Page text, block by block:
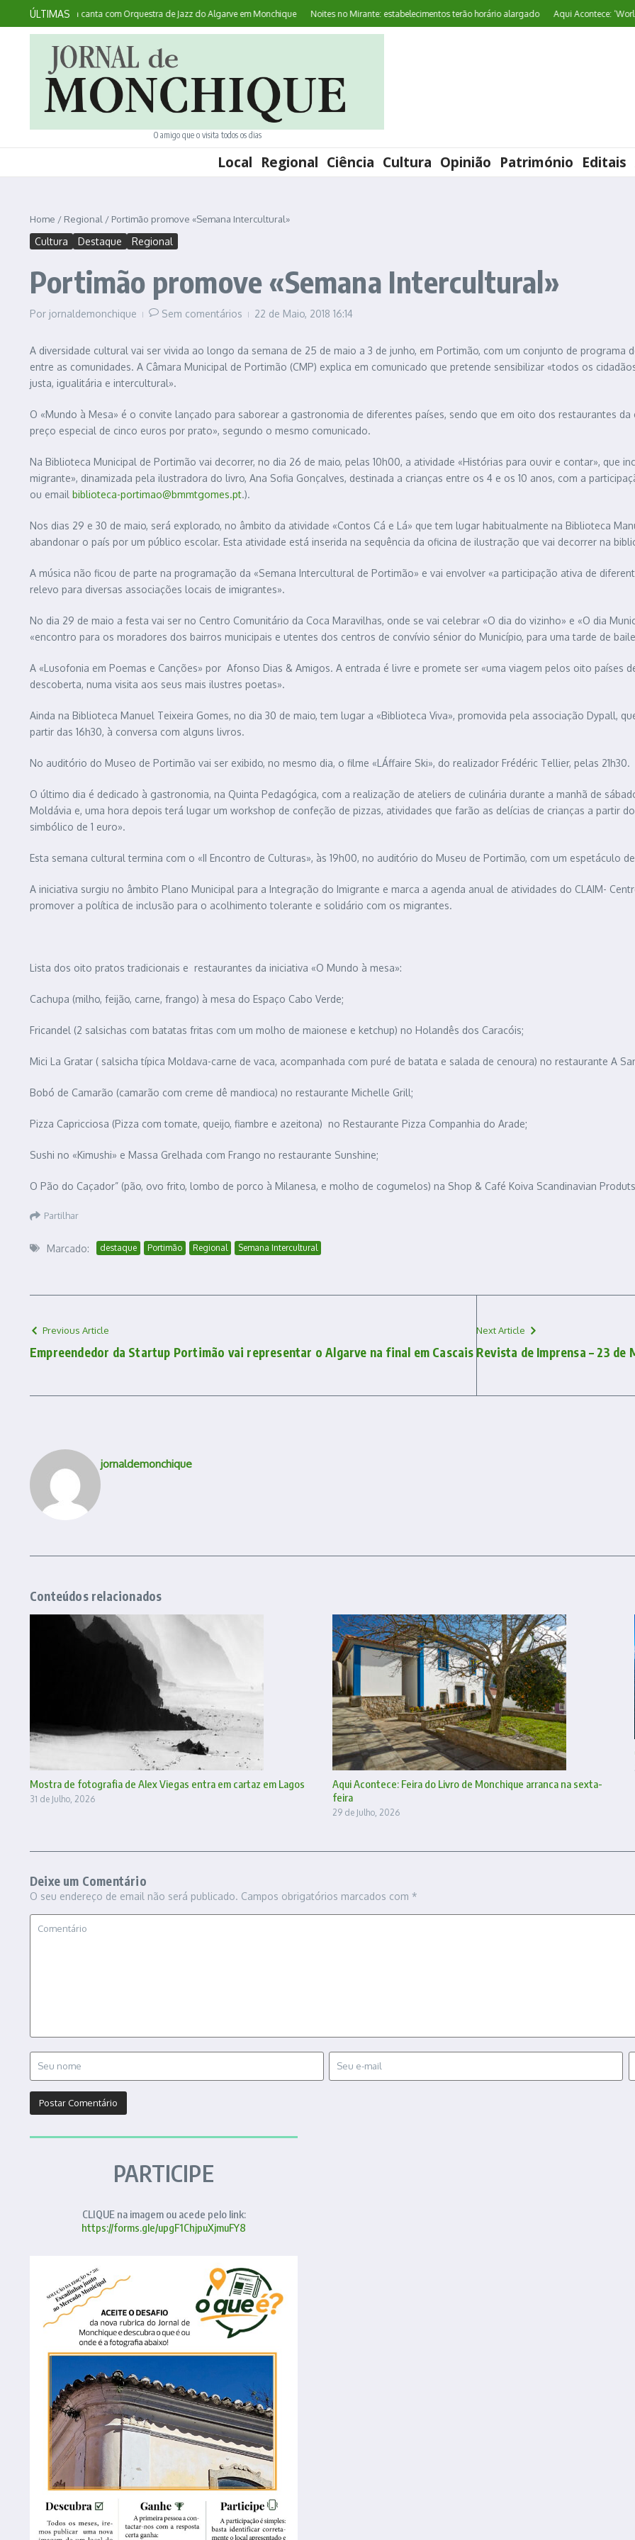
Ir para o conteúdo
ÚLTIMAS
australiana canta com Orquestra de Jazz do Algarve em Monchique Noites no Mirante: estabelecimentos terão horário alargado Aqui Acontece: ‘World
O amigo que o visita todos os dias
Local Regional Ciência Cultura Opinião Património Editais
Home / Regional / Portimão promove «Semana Intercultural»
Cultura Destaque Regional
Portimão promove «Semana Intercultural»
Por jornaldemonchique Sem comentários 22 de Maio, 2018 16:14
A diversidade cultural vai ser vivida ao longo da semana de 25 de maio a 3 de junho, em Portimão, com um conjunto de programa
entre as comunidades. A Câmara Municipal de Portimão (CMP) explica em comunicado que pretende sensibilizar «todos os
justa, igualitária e intercultural».
O «Mundo à Mesa» é o convite lançado para saborear a gastronomia de diferentes países, sendo que em oito dos restaurantes
preço especial de cinco euros por prato», segundo o mesmo comunicado.
Na Biblioteca Municipal de Portimão vai decorrer, no dia 26 de maio, pelas 10h00, a atividade «Histórias para ouvir e contar», que
migrante», dinamizada pela ilustradora do livro, Ana Sofia Gonçalves, destinada a crianças entre os 4 e os 10 anos, com a
ou email biblioteca-portimao@bmmtgomes.pt.).
Nos dias 29 e 30 de maio, será explorado, no âmbito da atividade «Contos Cá e Lá» que tem lugar habitualmente na Biblioteca
abandonar o país por um público escolar. Esta atividade está inserida na sequência da oficina de ilustração que vai decorrer na
A música não ficou de parte na programação da «Semana Intercultural de Portimão» e vai envolver «a participação ativa de
relevo para diversas associações locais de imigrantes».
No dia 29 de maio a festa vai ser no Centro Comunitário da Coca Maravilhas, onde se vai celebrar «O dia do vizinho» e «O dia
«encontro para os moradores dos bairros municipais e utentes dos centros de convívio sénior do Município, para uma tarde de
A «Lusofonia em Poemas e Canções» por Afonso Dias & Amigos. A entrada é livre e promete ser «uma viagem pelos oito países
descoberta, numa visita aos seus mais ilustres poetas».
Ainda na Biblioteca Manuel Teixeira Gomes, no dia 30 de maio, tem lugar a «Biblioteca Viva», promovida pela associação Dypall,
partir das 16h30, à conversa com alguns livros.
No auditório do Museo de Portimão vai ser exibido, no mesmo dia, o filme «LÁffaire Ski», do realizador Frédéric Tellier, pelas 21h30.
O último dia é dedicado à gastronomia, na Quinta Pedagógica, com a realização de ateliers de culinária durante a manhã de
Moldávia e, uma hora depois terá lugar um workshop de confeção de pizzas, atividades que farão as delícias de crianças a partir
simbólico de 1 euro».
Esta semana cultural termina com o «II Encontro de Culturas», às 19h00, no auditório do Museu de Portimão, com um espetáculo
A iniciativa surgiu no âmbito Plano Municipal para a Integração do Imigrante e marca a agenda anual de atividades do CLAIM-
promover a política de inclusão para o acolhimento tolerante e solidário com os migrantes.
Lista dos oito pratos tradicionais e restaurantes da iniciativa «O Mundo à mesa»:
Cachupa (milho, feijão, carne, frango) à mesa do Espaço Cabo Verde;
Fricandel (2 salsichas com batatas fritas com um molho de maionese e ketchup) no Holandês dos Caracóis;
Mici La Gratar ( salsicha típica Moldava-carne de vaca, acompanhada com puré de batata e salada de cenoura) no restaurante A
Bobó de Camarão (camarão com creme dê mandioca) no restaurante Michelle Grill;
Pizza Capricciosa (Pizza com tomate, queijo, fiambre e azeitona) no Restaurante Pizza Companhia do Arade;
Sushi no «Kimushi» e Massa Grelhada com Frango no restaurante Sunshine;
O Pão do Caçador” (pão, ovo frito, lombo de porco à Milanesa, e molho de cogumelos) na Shop & Café Koiva Scandinavian
Partilhar
Marcado: destaque Portimão Regional Semana Intercultural
Previous Article
Empreendedor da Startup Portimão vai representar o Algarve na final em Cascais
Next Article
Revista de Imprensa – 23 de
jornaldemonchique
Conteúdos relacionados
Mostra de fotografia de Alex Viegas entra em cartaz em Lagos
31 de Julho, 2026
Aqui Acontece: Feira do Livro de Monchique arranca na sexta-
feira
29 de Julho, 2026
Deixe um Comentário
O seu endereço de email não será publicado. Campos obrigatórios marcados com *
PARTICIPE
CLIQUE na imagem ou acede pelo link:
https://forms.gle/upgF1ChjpuXjmuFY8